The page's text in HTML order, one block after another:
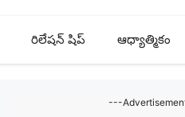
రిలేషన్ షిప్ ఆధ్యాత్మికం
---